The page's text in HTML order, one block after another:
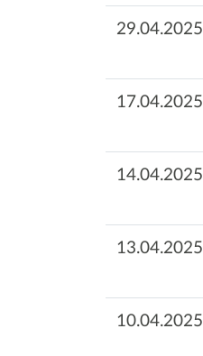
29.04.2025
17.04.2025
14.04.2025
13.04.2025
10.04.2025